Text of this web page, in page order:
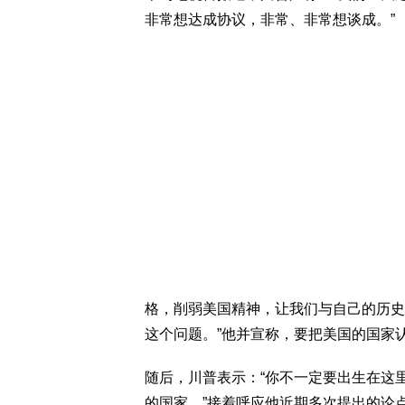
非常想达成协议，非常、非常想谈成。”
格，削弱美国精神，让我们与自己的历
这个问题。”他并宣称，要把美国的国家
随后，川普表示：“你不一定要出生在